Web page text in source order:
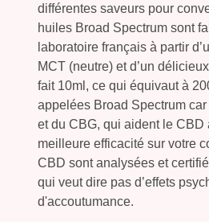
différentes saveurs pour
huiles Broad Spectrum sont
laboratoire français à partir
MCT (neutre) et d’un
fait 10ml, ce qui équivaut à
appelées Broad Spectrum
et du CBG, qui aident le CBD
meilleure efficacité sur votre
CBD sont analysées et
qui veut dire pas d’effets
d'accoutumance.